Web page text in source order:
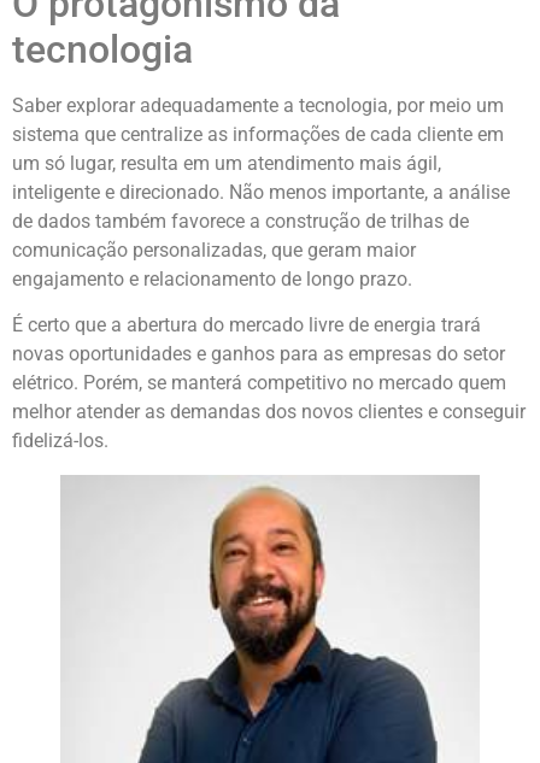
tecnologia
Saber explorar adequadamente a tecnologia, por meio um
sistema que centralize as informações de cada cliente em
um só lugar, resulta em um atendimento mais ágil,
inteligente e direcionado. Não menos importante, a análise
de dados também favorece a construção de trilhas de
comunicação personalizadas, que geram maior
engajamento e relacionamento de longo prazo.
É certo que a abertura do mercado livre de energia trará
novas oportunidades e ganhos para as empresas do setor
elétrico. Porém, se manterá competitivo no mercado quem
melhor atender as demandas dos novos clientes e conseguir
fidelizá-los.